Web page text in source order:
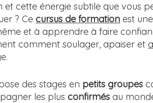
et cette énergie subtile que vous
? Ce cursus de formation est
et à apprendre à faire
comment soulager, apaiser et
des stages en petits groupes
les plus confirmés au